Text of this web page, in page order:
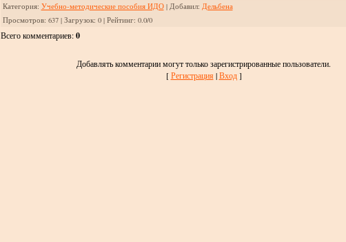
Категория: Учебно-методические пособия ИДО| Добавил: Дельбена
Просмотров: 637| Загрузок: 0 | Рейтинг: 0.0/0
Всего комментариев:0
Добавлять комментарии могут только зарегистрированные пользователи.
[Регистрация |Вход]